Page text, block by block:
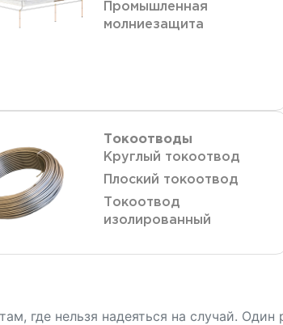
Промышленная
молниезащита
Токоотводы
Круглый токоотвод
Плоский токоотвод
Токоотвод
изолированный
где нельзя надеяться на случай.